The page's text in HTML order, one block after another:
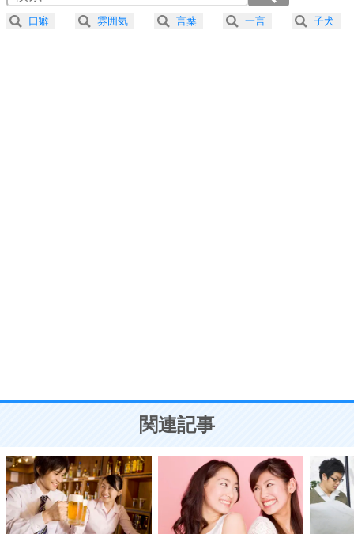
ことが大切。
2.5倍速 （309KB 1分18秒）
3.0倍速 （258KB 1分5秒）
口癖 雰囲気 言葉 一言 子犬
関連記事